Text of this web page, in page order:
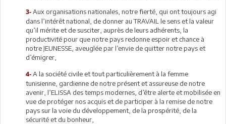
3- Aux organisations nationales, notre fierté, qui ont toujours agi
dans l’intérêt national, de donner au TRAVAIL le sens et la valeur
qu’il mérite et de susciter, auprès de leurs adhérents, la
productivité pour que notre pays redonne espoir et chance à
notre JEUNESSE, aveuglée par l’envie de quitter notre pays et
d’émigrer,
4- A la société civile et tout particulièrement à la femme
tunisienne, gardienne de notre présent et assureuse de notre
avenir, l’ELISSA des temps modernes, d’être alerte et mobilisée en
vue de protéger nos acquis et de participer à la remise de notre
pays sur la voie du développement, de la prospérité, de la
sécurité et du bonheur,